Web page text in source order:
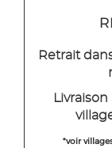
Retrait
*voir